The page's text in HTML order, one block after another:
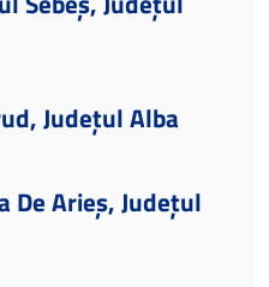
Județul Alba
De Arieș, Județul